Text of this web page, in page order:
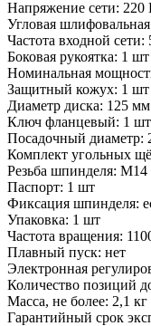
Напряжение сети: 220
Угловая
Частота входной сети:
Боковая рукоятка: 1 шт
Номинальная
Защитный кожух: 1 шт
Диаметр диска: 125 мм
Ключ фланцевый: 1 шт
Посадочный диаметр:
Комплект угольных
Резьба шпинделя: М14
Паспорт: 1 шт
Фиксация шпинделя:
Упаковка: 1 шт
Частота вращения:
Плавный пуск: нет
Электронная
Количество позиций
Масса, не более: 2,1 кг
Гарантийный срок